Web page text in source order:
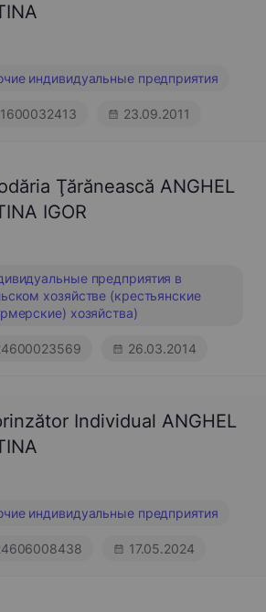
индивидуальные предприятия
23.09.2011
Ţărănească ANGHEL
IGOR
предприятия в
хозяйстве (крестьянские
хозяйства)
26.03.2014
Individual ANGHEL
индивидуальные предприятия
17.05.2024